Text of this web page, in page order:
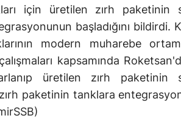
için üretilen zırh paketinin
başladığını bildirdi.
modern muharebe
kapsamında
üretilen zırh paketinin
paketinin tanklara